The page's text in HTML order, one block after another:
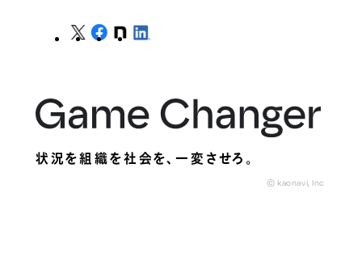
状況を組織を社会を、一変させろ。
© kaonavi, Inc